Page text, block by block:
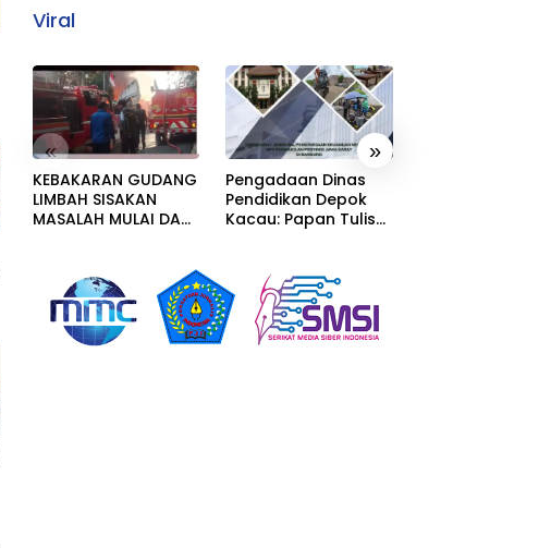
Viral
« »
KEBAKARAN GUDANG
LIMBAH SISAKAN
MASALAH MULAI DARI
TERSEBUT TAK
KANTONGI IZIN
LINGKUNGAN
Pengadaan Dinas
Pendidikan Depok
Kacau: Papan Tulis
Aturan, Harga
Disembunyikan!